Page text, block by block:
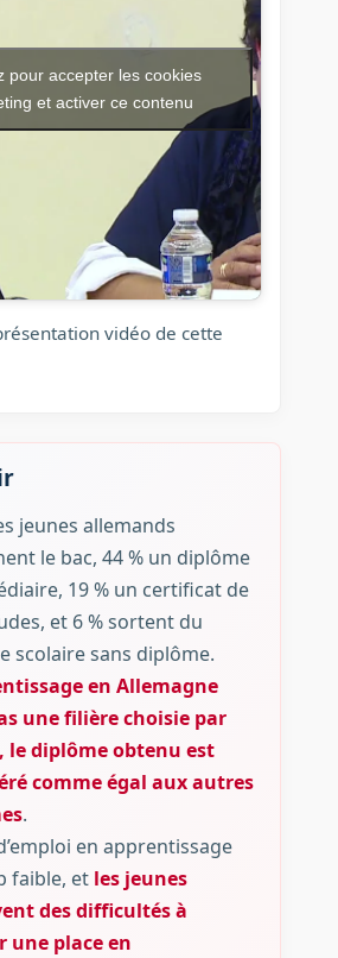
pour accepter les cookies
et activer ce contenu
vidéo de cette
jeunes allemands
le bac, 44 % un diplôme
19 % un certificat de
et 6 % sortent du
scolaire sans diplôme.
en Allemagne
une filière choisie par
le diplôme obtenu est
comme égal aux autres
.
en apprentissage
faible, et les jeunes
des difficultés à
une place en